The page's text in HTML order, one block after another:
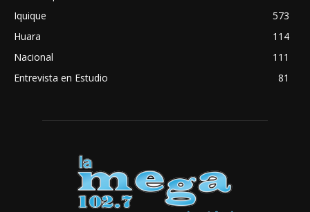
Iquique
573
Huara
114
Nacional
111
Entrevista en Estudio
81